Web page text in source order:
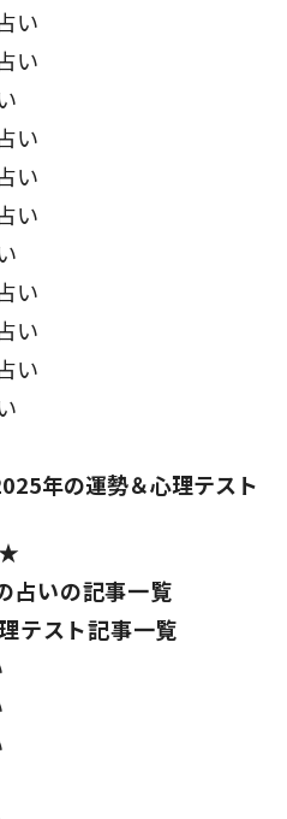
い
い
い
い
い
い
い
い
年の運勢＆心理テスト
占いの記事一覧
テスト記事一覧